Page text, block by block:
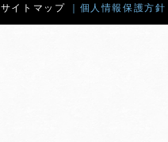
サイトマップ 個人情報保護方針